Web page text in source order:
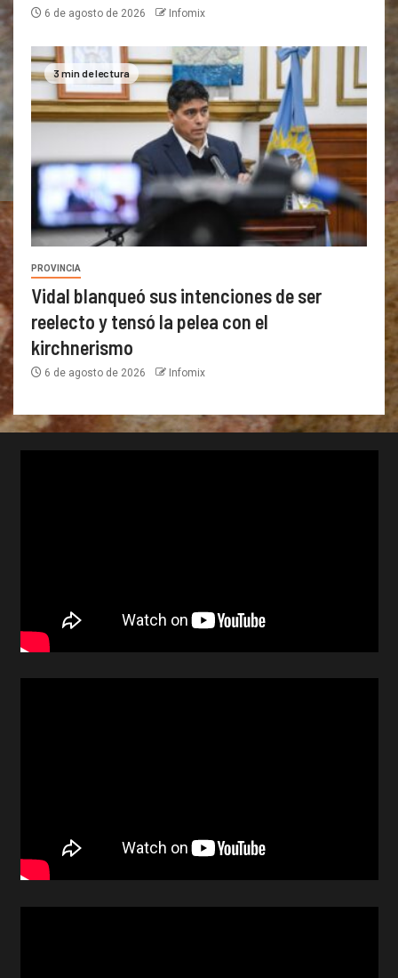
6 de agosto de 2026 Infomix
3 min de lectura
PROVINCIA
Vidal blanqueó sus intenciones de ser
reelecto y tensó la pelea con el
kirchnerismo
6 de agosto de 2026 Infomix